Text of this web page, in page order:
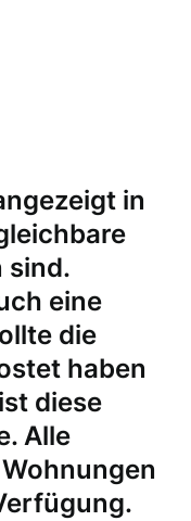
in
sind.
eine
die
haben
diese
Alle